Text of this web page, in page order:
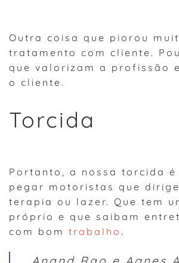
Outra coisa que piorou
tratamento com cliente.
que valorizam a profissão
o cliente.
Torcida
Portanto, a nossa torcida é
pegar motoristas que
terapia ou lazer. Que tem
próprio e que saibam
com bom trabalho .